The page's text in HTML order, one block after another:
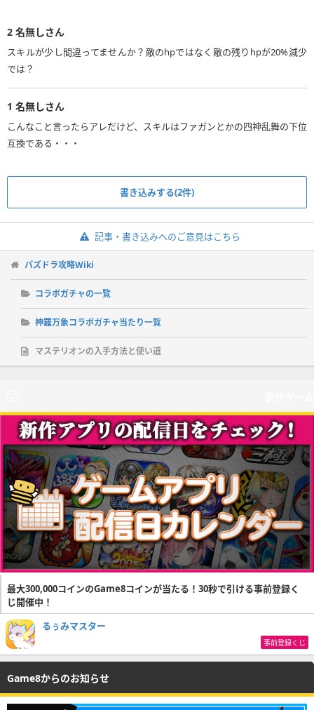
2 名無しさん
スキルが少し間違ってませんか？敵のhpではなく敵の残りhpが20%減少
では？
1 名無しさん
こんなこと言ったらアレだけど、スキルはファガンとかの四神乱舞の下位
互換である・・・
書き込みする(2件)
記事・書き込みへのご意見はこちら
パズドラ攻略Wiki
コラボガチャの一覧
神羅万象コラボガチャ当たり一覧
マステリオンの入手方法と使い道
最大300,000コインのGame8コインが当たる！30秒で引ける事前登録く
じ開催中！
るぅみマスター
事前登録くじ
Game8からのお知らせ